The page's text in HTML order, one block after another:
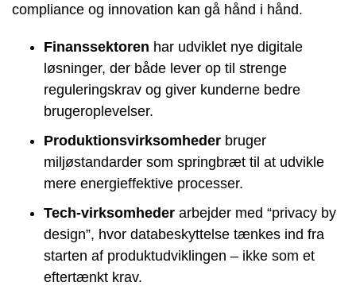
compliance og innovation kan gå hånd i hånd.
Finanssektoren har udviklet nye digitale
løsninger, der både lever op til strenge
reguleringskrav og giver kunderne bedre
brugeroplevelser.
Produktionsvirksomheder bruger
miljøstandarder som springbræt til at udvikle
mere energieffektive processer.
Tech-virksomheder arbejder med “privacy by
design”, hvor databeskyttelse tænkes ind fra
starten af produktudviklingen – ikke som et
eftertænkt krav.